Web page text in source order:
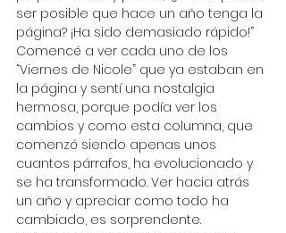
ser posible que hace un año tenga la
página? ¡Ha sido demasiado rápido!”
Comencé a ver cada uno de los
“Viernes de Nicole” que ya estaban en
la página y sentí una nostalgia
hermosa, porque podía ver los
cambios y como esta columna, que
comenzó siendo apenas unos
cuantos párrafos, ha evolucionado y
se ha transformado. Ver hacia atrás
un año y apreciar como todo ha
cambiado, es sorprendente.